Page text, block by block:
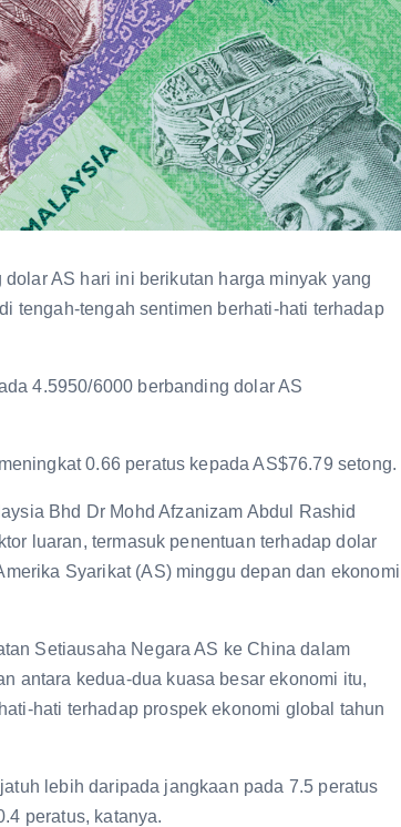
AS hari ini berikutan harga minyak yang
tengah-tengah sentimen berhati-hati terhadap
4.5950/6000 berbanding dolar AS
0.66 peratus kepada AS$76.79 setong.
Bhd Dr Mohd Afzanizam Abdul Rashid
luaran, termasuk penentuan terhadap dolar
Syarikat (AS) minggu depan dan ekonomi
Setiausaha Negara AS ke China dalam
antara kedua-dua kuasa besar ekonomi itu,
hati terhadap prospek ekonomi global tahun
lebih daripada jangkaan pada 7.5 peratus
peratus, katanya.